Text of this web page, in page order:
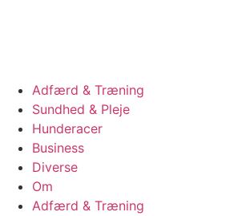
Adfærd & Træning
Sundhed & Pleje
Hunderacer
Business
Diverse
Om
Adfærd & Træning